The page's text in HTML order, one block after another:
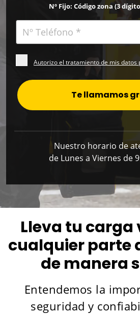
Nº Fijo: Código zona (3
Autorizo el tratamiento de mis datos
Te llamamos
Nuestro horario de
de Lunes a Viernes de
Lleva tu carga
cualquier parte
de manera
Entendemos la
seguridad y